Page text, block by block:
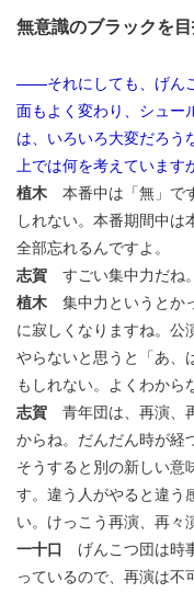
無意識のブラックを
——それにしても、げん
面もよく変わり、シュー
は、いろいろ大変だろう
上では何を考えています
植木 本番中は「無」で
しれない。本番期間中は
全部忘れるんですよ。
志賀 すごい集中力だね。
植木 集中力というとか
に寂しくなりますね。公
やらないと思うと「あ、
もしれない。よくわから
志賀 青年団は、再演、
からね。だんだん時が経
そうすると別の新しい意
す。違う人がやると違う
い。けっこう再演、再々
一十口 げんこつ団は時
っているので、再演は不